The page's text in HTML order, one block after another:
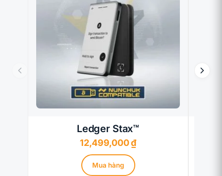
Ledger Stax™
12,499,000₫
Mua hàng